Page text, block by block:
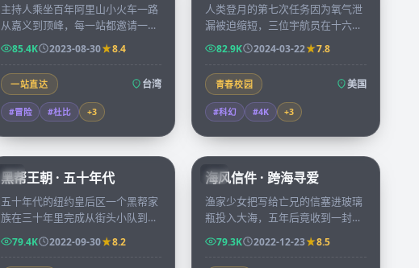
主持人乘坐百年阿里山小火车一路
从嘉义到顶峰，每一站都邀请一位
当地年轻人聊自己留在山里的理
由，沿途风景与人物相互照亮。
85.4K 2023-08-30 8.4
一站直达 台湾
#冒险 #杜比 +3
人类登月的第七次任务因为氧气泄
漏被迫缩短，三位宇航员在十六小
时倒计时里必须维修飞船同时完成
一项关键的地外勘察。
82.9K 2024-03-22 7.8
青春校园 美国
#科幻 #4K +3
CN
69:14
黑帮王朝 · 五十年代
五十年代的纽约皇后区一个黑帮家
族在三十年里完成从街头小队到金
融帝国的转身，三代人付出的代价
远超想象。
79.4K 2022-09-30 8.2
KR
97:58
海风信件 · 跨海寻爱
渔家少女把写给亡兄的信塞进玻璃
瓶投入大海，五年后竟收到一封来
自釜山的回信，跨海展开的笔友关
系慢慢把两颗孤独的心拉近。
79.3K 2022-12-23 8.5